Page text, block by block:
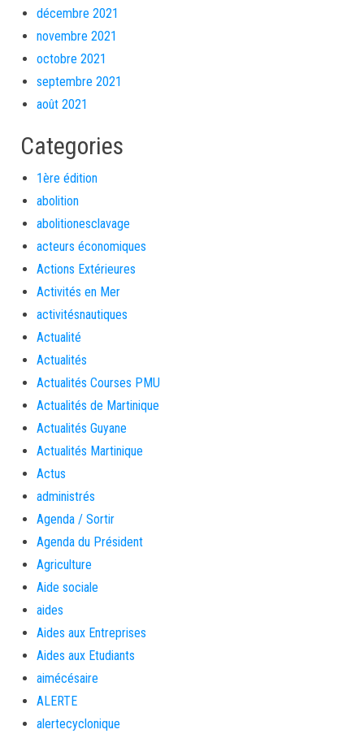
décembre 2021
novembre 2021
octobre 2021
septembre 2021
août 2021
Categories
1ère édition
abolition
abolitionesclavage
acteurs économiques
Actions Extérieures
Activités en Mer
activitésnautiques
Actualité
Actualités
Actualités Courses PMU
Actualités de Martinique
Actualités Guyane
Actualités Martinique
Actus
administrés
Agenda / Sortir
Agenda du Président
Agriculture
Aide sociale
aides
Aides aux Entreprises
Aides aux Etudiants
aimécésaire
ALERTE
alertecyclonique